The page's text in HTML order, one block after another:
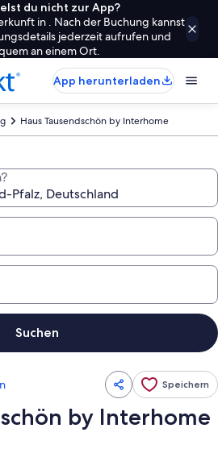
du nicht zur App?
in . Nach der Buchung kannst
jederzeit aufrufen und
an einem Ort.
App herunterladen
Haus Tausendschön by Interhome
Suchen
Speichern
by Interhome